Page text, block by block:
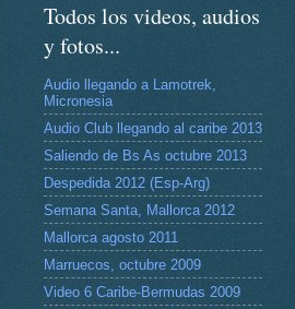
Todos los videos, audios
y fotos...
Audio llegando a Lamotrek,
Micronesia
Audio Club llegando al caribe 2013
Saliendo de Bs As octubre 2013
Despedida 2012 (Esp-Arg)
Semana Santa, Mallorca 2012
Mallorca agosto 2011
Marruecos, octubre 2009
Video 6 Caribe-Bermudas 2009